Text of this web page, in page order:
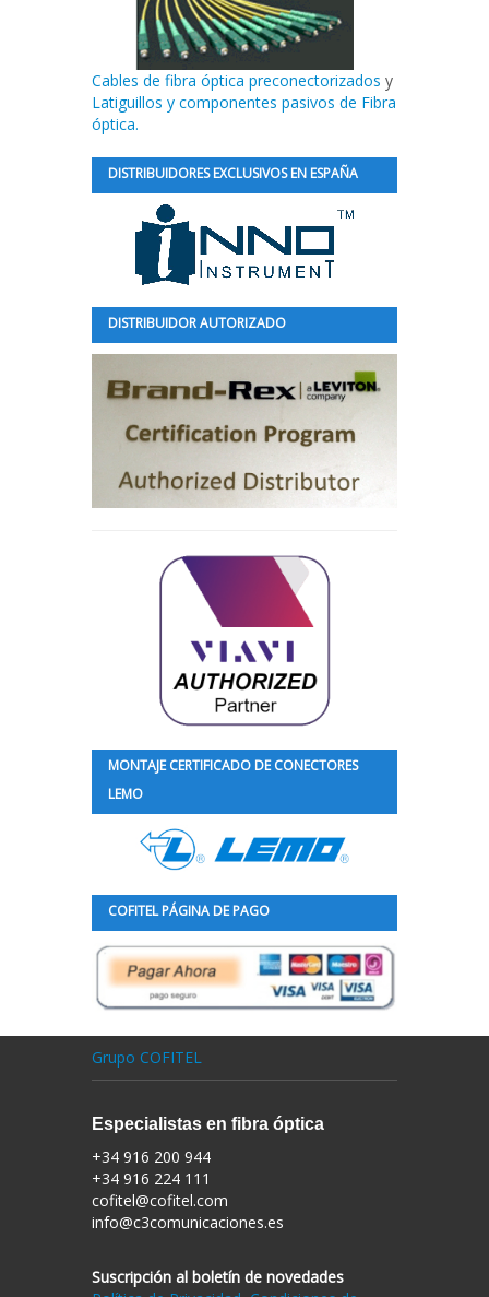
Cables de fibra óptica preconectorizados y
Latiguillos y componentes pasivos de Fibra
óptica.
DISTRIBUIDORES EXCLUSIVOS EN ESPAÑA
DISTRIBUIDOR AUTORIZADO
MONTAJE CERTIFICADO DE CONECTORES
LEMO
COFITEL PÁGINA DE PAGO
Grupo COFITEL
Especialistas en fibra óptica
+34 916 200 944
+34 916 224 111
cofitel@cofitel.com
info@c3comunicaciones.es
Suscripción al boletín de novedades